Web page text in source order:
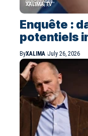
XALIMA TV
Enquête :
potentiels
ByXALIMA July 26, 2026